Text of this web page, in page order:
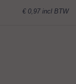
€ 0,97 incl BTW